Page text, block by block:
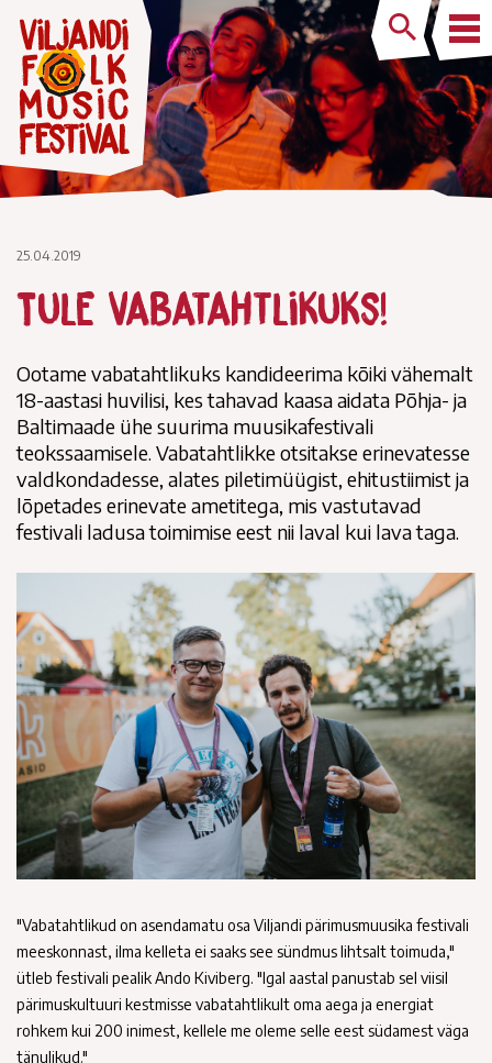
25.04.2019
Tule vabatahtlikuks!
Ootame vabatahtlikuks kandideerima kõiki vähemalt
18-aastasi huvilisi, kes tahavad kaasa aidata Põhja- ja
Baltimaade ühe suurima muusikafestivali
teokssaamisele. Vabatahtlikke otsitakse erinevatesse
valdkondadesse, alates piletimüügist, ehitustiimist ja
lõpetades erinevate ametitega, mis vastutavad
festivali ladusa toimimise eest nii laval kui lava taga.
"Vabatahtlikud on asendamatu osa Viljandi pärimusmuusika festivali
meeskonnast, ilma kelleta ei saaks see sündmus lihtsalt toimuda,"
ütleb festivali pealik Ando Kiviberg. "Igal aastal panustab sel viisil
pärimuskultuuri kestmisse vabatahtlikult oma aega ja energiat
rohkem kui 200 inimest, kellele me oleme selle eest südamest väga
tänulikud."